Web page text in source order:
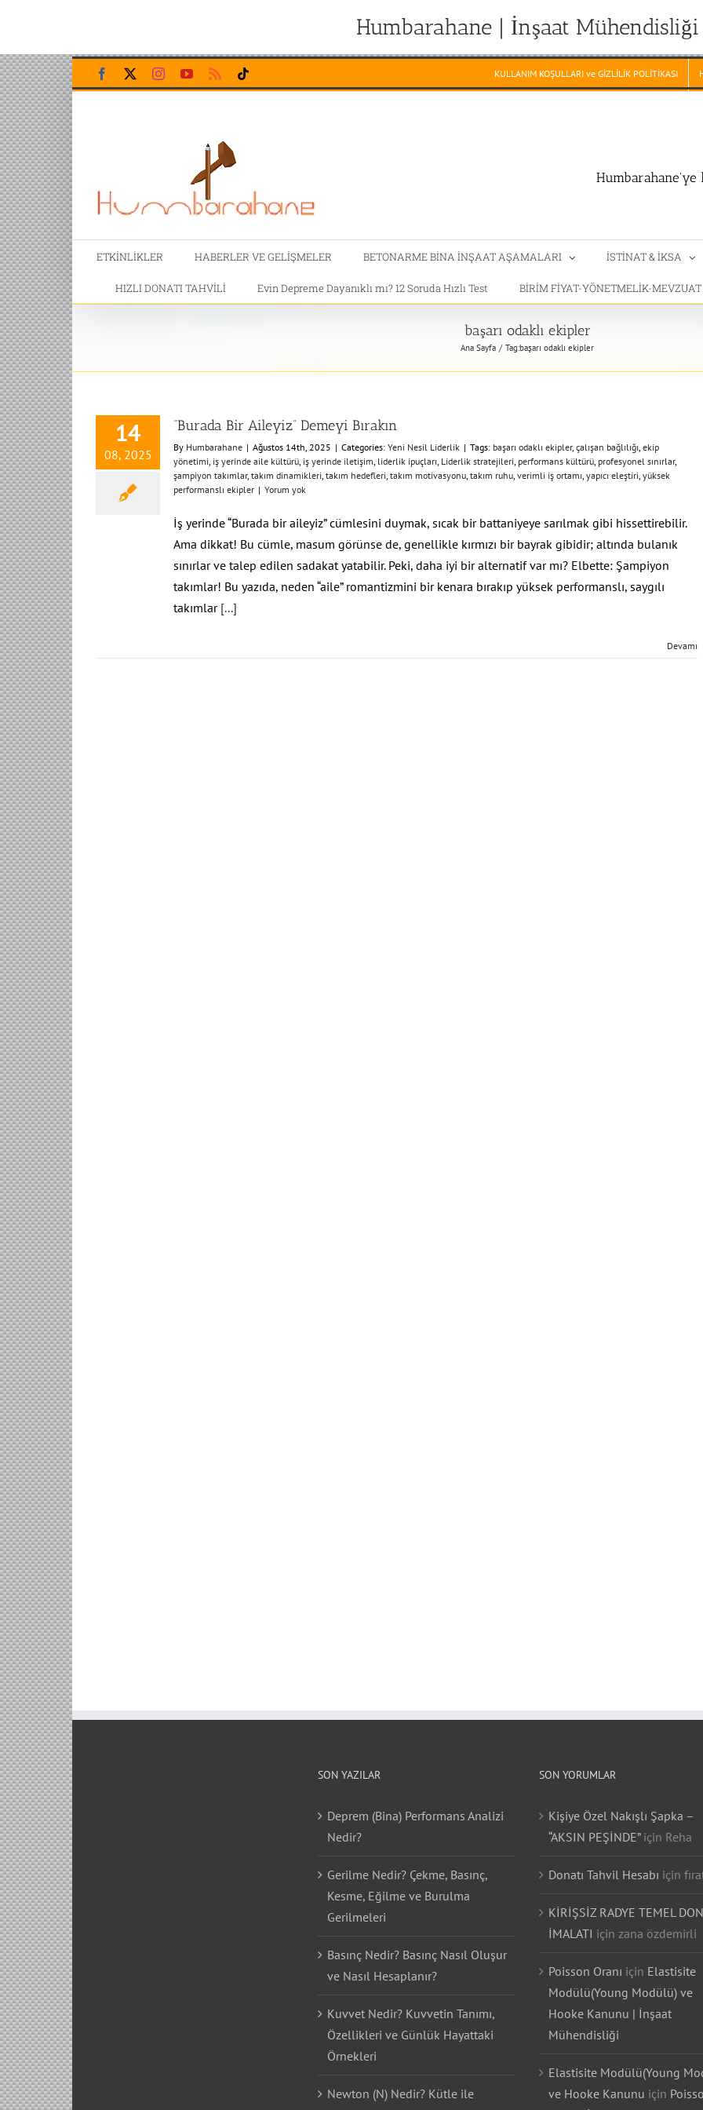
Humbarahane | İnşaat Mühendisliği
Skip
to
content
Facebook InstagramYouTubeRss KULLANIM KOŞULLARI ve GİZLİLİK POLİTİKASI
Humbarahane'ye
ETKİNLİKLER HABERLER VE GELİŞMELER BETONARME BİNA İNŞAAT AŞAMALARI İSTİNAT & İKSA
HIZLI DONATI TAHVİLİ Evin Depreme Dayanıklı mı? 12 Soruda Hızlı Test BİRİM FİYAT-YÖNETMELİK-
başarı odaklı ekipler
Ana Sayfa Tag:başarı odaklı ekipler
14
08, 2025
“Burada Bir Aileyiz” Demeyi Bırakın
By Humbarahane | Ağustos 14th, 2025 | Categories: Yeni Nesil Liderlik | Tags: başarı odaklı ekipler, çalışan bağlılığı, ekip
yönetimi, iş yerinde aile kültürü, iş yerinde iletişim, liderlik ipuçları, Liderlik stratejileri, performans kültürü, profesyonel sınırlar,
şampiyon takımlar, takım dinamikleri, takım hedefleri, takım motivasyonu, takım ruhu, verimli iş ortamı, yapıcı eleştiri, yüksek
performanslı ekipler | Yorum yok
İş yerinde “Burada bir aileyiz” cümlesini duymak, sıcak bir battaniyeye sarılmak gibi hissettirebilir.
Ama dikkat! Bu cümle, masum görünse de, genellikle kırmızı bir bayrak gibidir; altında bulanık
sınırlar ve talep edilen sadakat yatabilir. Peki, daha iyi bir alternatif var mı? Elbette: Şampiyon
takımlar! Bu yazıda, neden “aile” romantizmini bir kenara bırakıp yüksek performanslı, saygılı
takımlar [...]
Devamı
Nedir?
Gerilme Nedir? Çekme, Basınç,
Gerilmeleri
Basınç Nedir? Basınç Nasıl Oluşur
ve Nasıl Hesaplanır?
Kuvvet Nedir? Kuvvetin Tanımı,
Örnekleri
Kişiye Özel Nakışlı Şapka –
“AKSIN PEŞİNDE”
için Reha
Donatı Tahvil Hesabı içinfırat
KİRİŞSİZ RADYE TEMEL
İMALATI için zana özdemirli
Poisson Oranı için
Elastisite
Modülü(Young Modülü) ve
Hooke Kanunu | İnşaat
Mühendisliği
Elastisite Modülü(Young